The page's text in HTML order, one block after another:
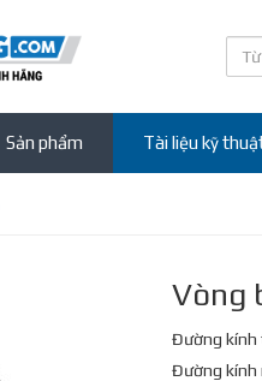
Sản phẩm Tài liệu kỹ
Vòng
Đường kính
Đường kính